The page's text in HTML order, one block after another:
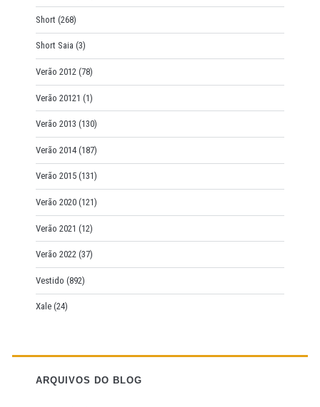
Short (268)
Short Saia (3)
Verão 2012 (78)
Verão 20121 (1)
Verão 2013 (130)
Verão 2014 (187)
Verão 2015 (131)
Verão 2020 (121)
Verão 2021 (12)
Verão 2022 (37)
Vestido (892)
Xale (24)
ARQUIVOS DO BLOG